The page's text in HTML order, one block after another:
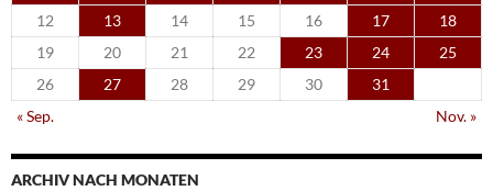
12
13 14 15 16 17
18
19
20 21 22 23 24
25
26
27 28 29 30
31
« Sep.
Nov. »
ARCHIV NACH MONATEN